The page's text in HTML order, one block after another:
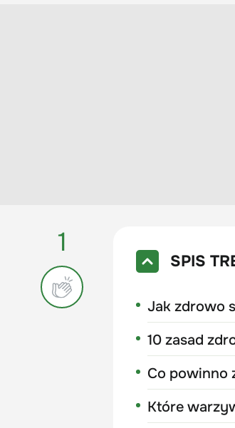
1
SPIS
Jak zdrowo
10 zasad
Co powinno
Które